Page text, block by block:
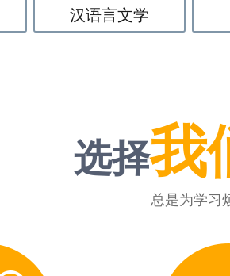
汉语言文学
选择我
总是为学习